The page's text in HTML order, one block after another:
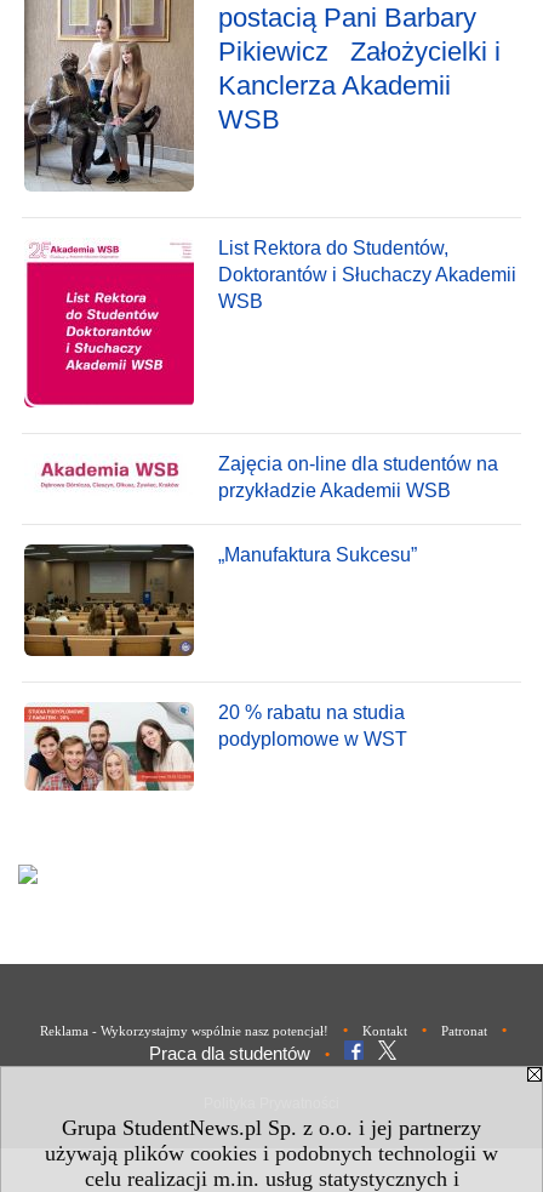
Grupa StudentNews.pl Sp. z o.o. i jej partnerzy
używają plików cookies i podobnych technologii w
celu realizacji m.in. usług statystycznych i
postacią Pani Barbary
Pikiewicz Założycielki i
Kanclerza Akademii
WSB
List Rektora do Studentów,
Doktorantów i Słuchaczy Akademii
WSB
Zajęcia on-line dla studentów na
przykładzie Akademii WSB
„Manufaktura Sukcesu”
20 % rabatu na studia
podyplomowe w WST
Reklama - Wykorzystajmy wspólnie nasz potencjał! • Kontakt • Patronat •
Praca dla studentów •